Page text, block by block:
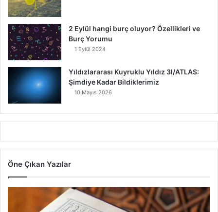
2 Eylül hangi burç oluyor? Özellikleri ve
Burç Yorumu
1 Eylül 2024
Yıldızlararası Kuyruklu Yıldız 3I/ATLAS:
Şimdiye Kadar Bildiklerimiz
10 Mayıs 2026
Öne Çıkan Yazılar